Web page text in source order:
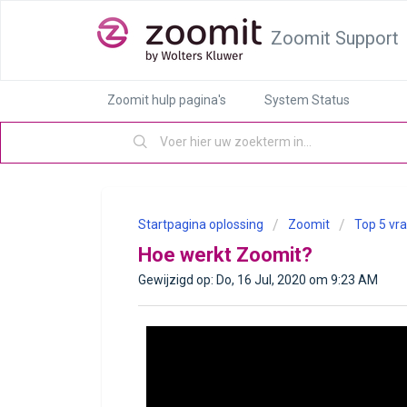
Zoomit Support
Zoomit hulp pagina's System Status
Startpagina oplossing Zoomit Top 5
Hoe werkt Zoomit?
Gewijzigd op: Do, 16 Jul, 2020 om 9:23 AM